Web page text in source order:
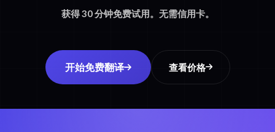
获得 30 分钟免费试用。无需信用卡。
开始免费翻译 查看价格